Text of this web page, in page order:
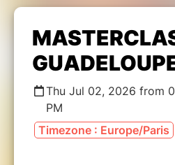
Thu Jul 02, 2026 from
PM
Timezone : Europe/Paris